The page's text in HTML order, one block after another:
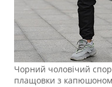
Чорний чоловічий
плащовки з